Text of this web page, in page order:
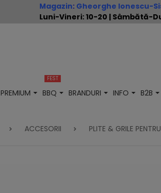
Magazin: Gheorghe Ionescu-
Luni-Vineri: 10-20 | Sâmbătă-
PREMIUM BBQ
FEST
BRANDURI INFO
B2B
ACCESORII PLITE & GRILE